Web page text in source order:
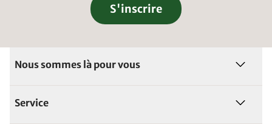
S'inscrire
Nous sommes là pour vous
Service